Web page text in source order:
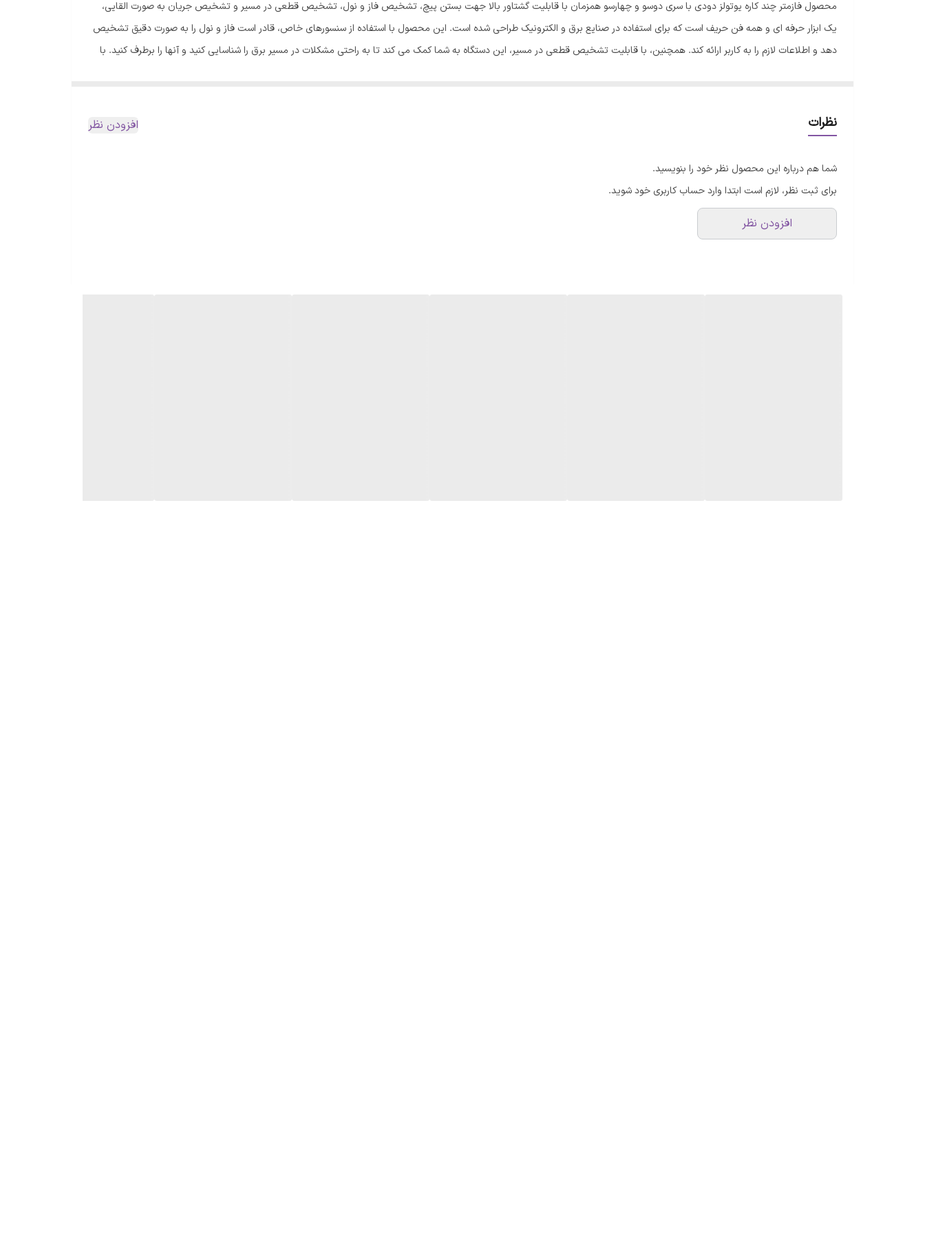
رنگ مشکی
محصول فازمتر چند کاره یوتولز دودی با سری دوسو و چهارسو همزمان با قابلیت گشتاور بالا جهت بستن پیچ، تشخیص فاز و نول، تشخیص قطعی در مسیر و تشخیص جریان به صورت القایی،
یک ابزار حرفه ای و همه فن حریف است که برای استفاده در صنایع برق و الکترونیک طراحی شده است. این محصول با استفاده از سنسورهای خاص، قادر است فاز و نول را به صورت دقیق تشخیص
دهد و اطلاعات لازم را به کاربر ارائه کند. همچنین، با قابلیت تشخیص قطعی در مسیر، این دستگاه به شما کمک می کند تا به راحتی مشکلات در مسیر برق را شناسایی کنید و آنها را برطرف کنید. با
اتصال. این محصول با طراحی مدرن و سبک، قابل حمل است و می توانید به راحتی در کیف ابزار خود حمل کنید. با خرید این محصول، شما به راحتی می توانید از امنیت بیشتری در استفاده از
دستگاه های برقی خود لذت ببرید. تست به صورت اتصال به فاز چراغ سبز و قرمز روشن میشود و نول چراغ سبز به تنهایی (توجه داشته باشید از انجایی که سیم نول فاقد جریان است هر سیم و شی
کردن و فاصله دادن سیم مورد نظر از سیم های دیگر است. در صورت اتصال به دست از انتها و ابتدا و روشن شدن چراغ سبز نشانه کارکرد صحیح است
نظرات افزودن نظر
شما هم درباره این محصول نظر خود را بنویسید.
برای ثبت نظر، لازم است ابتدا وارد حساب کاربری خود شوید.
افزودن نظر